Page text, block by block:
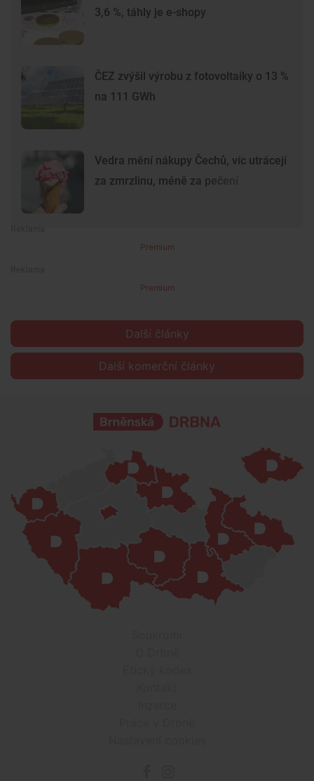
3,6 %, táhly je e-shopy
ČEZ zvýšil výrobu z fotovoltaiky o 13 %
na 111 GWh
Vedra mění nákupy Čechů, víc utrácejí
za zmrzlinu, méně za pečení
Premium
Premium
Další články
Další komerční články